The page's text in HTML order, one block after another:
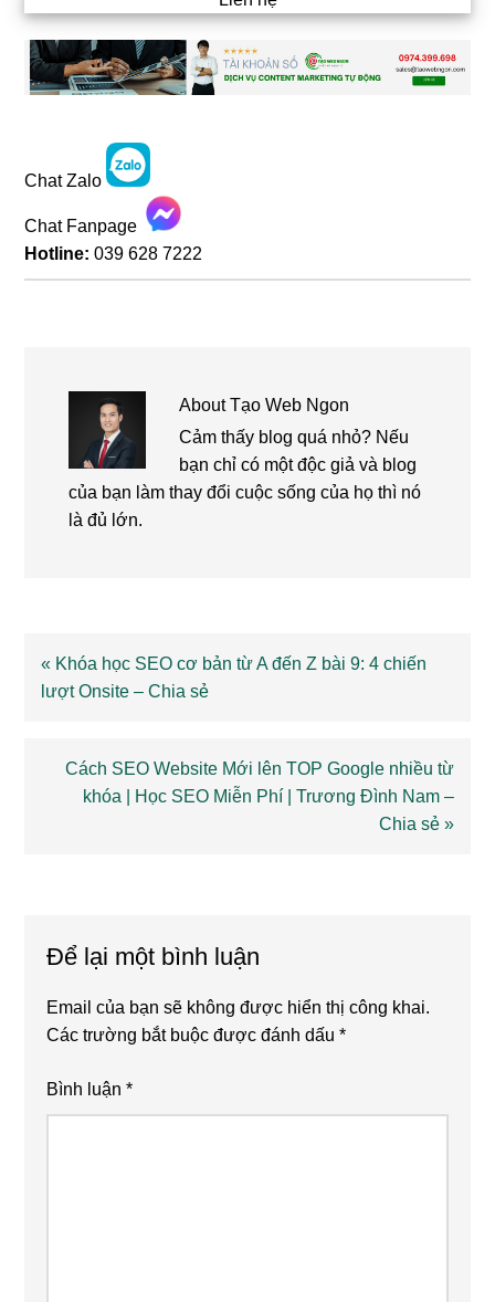
Chat Zalo
Chat Fanpage
Hotline: 039 628 7222
AboutTạo Web Ngon
Cảm thấy blog quá nhỏ? Nếu
bạn chỉ có một độc giả và blog
của bạn làm thay đổi cuộc sống của họ thì nó
là đủ lớn.
Previous
Post:
« Khóa học SEO cơ bản từ A đến Z bài 9: 4 chiến
lượt Onsite – Chia sẻ
Next
Post:
Cách SEO Website Mới lên TOP Google nhiều từ
khóa | Học SEO Miễn Phí | Trương Đình Nam –
Chia sẻ »
Để lại một bình luận
Email của bạn sẽ không được hiển thị công khai.
Các trường bắt buộc được đánh dấu*
Bình luận*